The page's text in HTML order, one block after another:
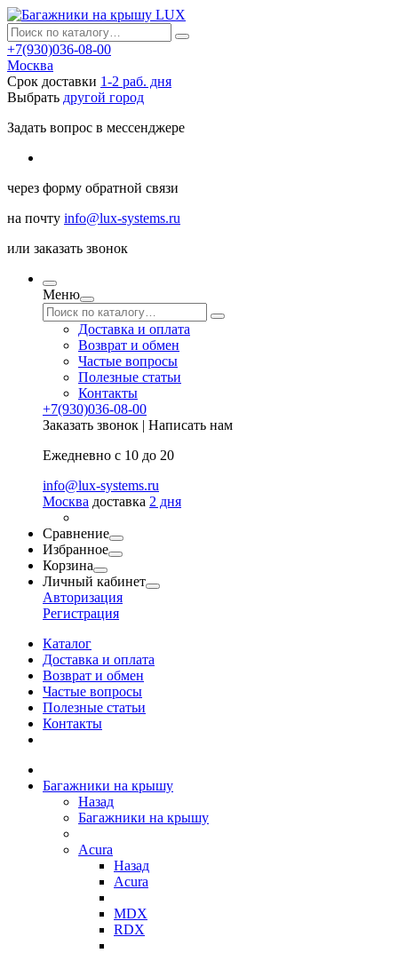
+7(930)036-08-00
Москва
Срок доставки 1-2 раб. дня
Выбрать другой город
Задать вопрос в мессенджере
через форму обратной связи
на почту info@lux-systems.ru
или заказать звонок
Меню
Доставка и оплата
Возврат и обмен
Частые вопросы
Полезные статьи
Контакты
+7(930)036-08-00
Заказать звонок | Написать нам
Ежедневно с 10 до 20
info@lux-systems.ru
Москва доставка 2 дня
Сравнение
Избранное
Корзина
Личный кабинет
Авторизация
Регистрация
Каталог
Доставка и оплата
Возврат и обмен
Частые вопросы
Полезные статьи
Контакты
Багажники на крышу
Назад
Багажники на крышу
Acura
Назад
Acura
MDX
RDX